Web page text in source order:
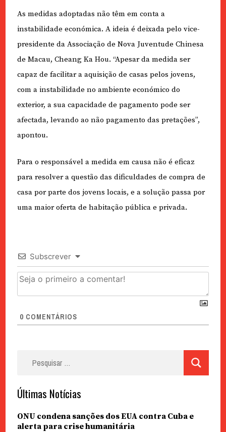
As medidas adoptadas não têm em conta a
instabilidade económica. A ideia é deixada pelo vice-
presidente da Associação de Nova Juventude Chinesa
de Macau, Cheang Ka Hou. “Apesar da medida ser
capaz de facilitar a aquisição de casas pelos jovens,
com a instabilidade no ambiente económico do
exterior, a sua capacidade de pagamento pode ser
afectada, levando ao não pagamento das pretações”,
apontou.
Para o responsável a medida em causa não é eficaz
para resolver a questão das dificuldades de compra de
casa por parte dos jovens locais, e a solução passa por
uma maior oferta de habitação pública e privada.
Subscrever
0 COMENTÁRIOS
Últimas Notícias
ONU condena sanções dos EUA contra Cuba e
alerta para crise humanitária